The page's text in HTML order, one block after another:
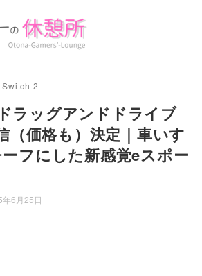
2
ラッグアンドドライブ
（価格も）決定｜車いす
フにした新感覚eスポー
年6月25日